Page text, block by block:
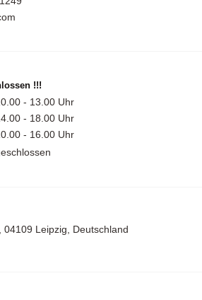
!!!
- 13.00 Uhr
- 18.00 Uhr
- 16.00 Uhr
04109 Leipzig, Deutschland